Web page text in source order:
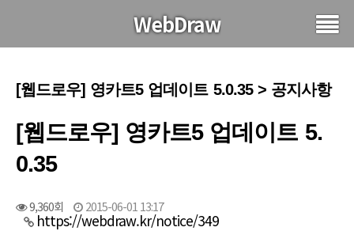
WebDraw
[웹드로우] 영카트5 업데이트 5.0.35 > 공지사항
[웹드로우] 영카트5 업데이트 5.
0.35
9,360회 2015-06-01 13:17
https://webdraw.kr/notice/349